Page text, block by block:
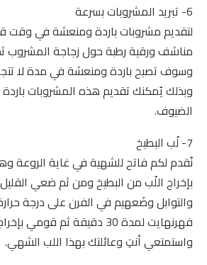
6- تبريد المشروبات بسرعة
لتقديم مشروبات باردة ومنعشة في
مناشف ورقية رطبة حول زجاجة المشروب
وسوف تصبح باردة ومنعشة في مدة لا
وبذلك يُمكنك تقديم هذه المشروبات
الضيوف.
7- لُب البطيخ
نُقدم لكم فاتح للشهية في غاية الروعة
بإخراج اللُب من البطيخ ومن ثم ضعي
فهرنهايت لمدة 30 دقيقة ثم
واستمتعي أنتِ وعائلتك بهذا اللب الشهي.